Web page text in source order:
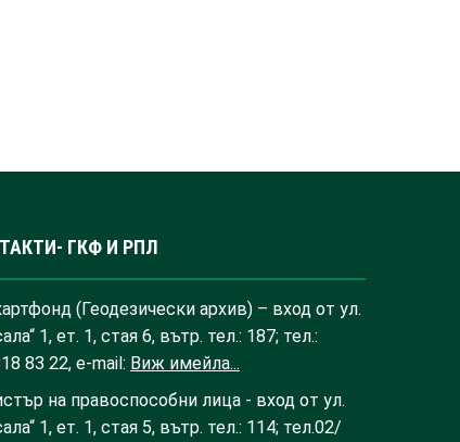
ГКФ И РПЛ
(Геодезически архив) – вход от ул.
1, ет. 1, стая 6, вътр. тел.: 187; тел.:
83 22, e-mail: Виж имейла...
на правоспособни лица - вход от ул.
1, ет. 1, стая 5, вътр. тел.: 114; тел.02/